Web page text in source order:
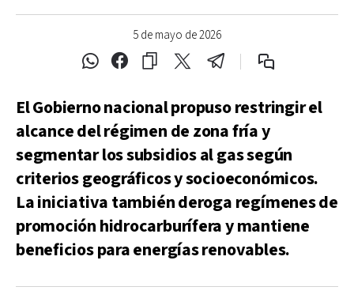
5 de mayo de 2026
El Gobierno nacional propuso restringir el
alcance del régimen de zona fría y
segmentar los subsidios al gas según
criterios geográficos y socioeconómicos.
La iniciativa también deroga regímenes de
promoción hidrocarburífera y mantiene
beneficios para energías renovables.